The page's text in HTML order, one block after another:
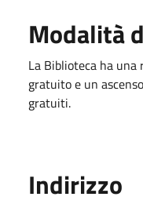
Modalità
La Biblioteca ha una
gratuito e un
gratuiti.
Indirizzo